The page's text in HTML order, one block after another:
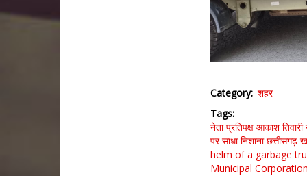
Category शहर
Tags
नेता प्रतिपक्ष आकाश
पर साधा निशाना छत्तीसगढ़
helm of a garbage
Municipal Corporation